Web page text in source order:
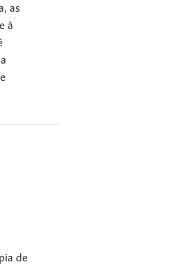
as
à
de